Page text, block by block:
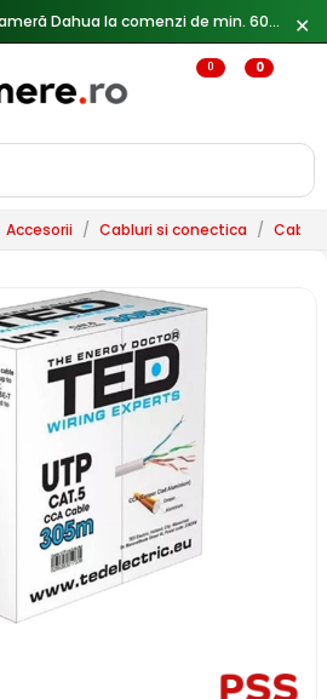
🎁 Câștigă săptămânal o cameră Dahua la comenzi de min. 600 lei — ✕
0 0
Accesorii / Cabluri si conectica / Cabluri